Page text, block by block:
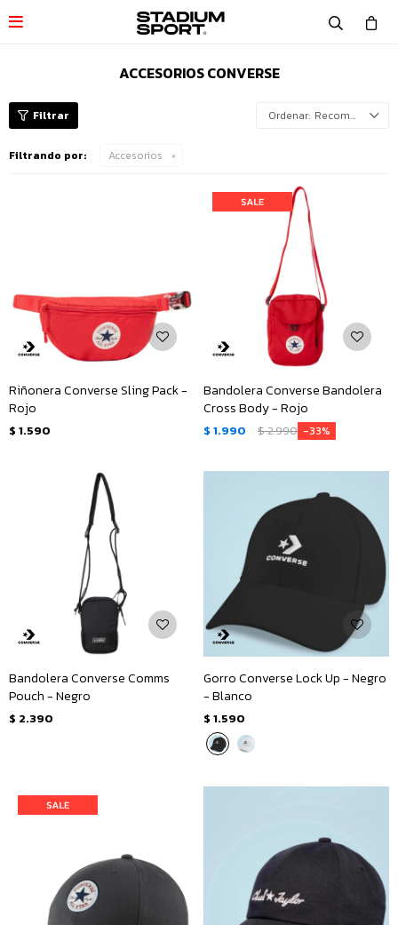

ACCESORIOS CONVERSE
Recomendados
Filtrando por: Accesorios
Riñonera Converse Sling Pack -
Rojo
$ 1.590
Bandolera Converse Bandolera
Cross Body - Rojo
$ 1.990 $2.990 33
Bandolera Converse Comms
Pouch - Negro
$ 2.390
Gorro Converse Lock Up - Negro
- Blanco
$ 1.590